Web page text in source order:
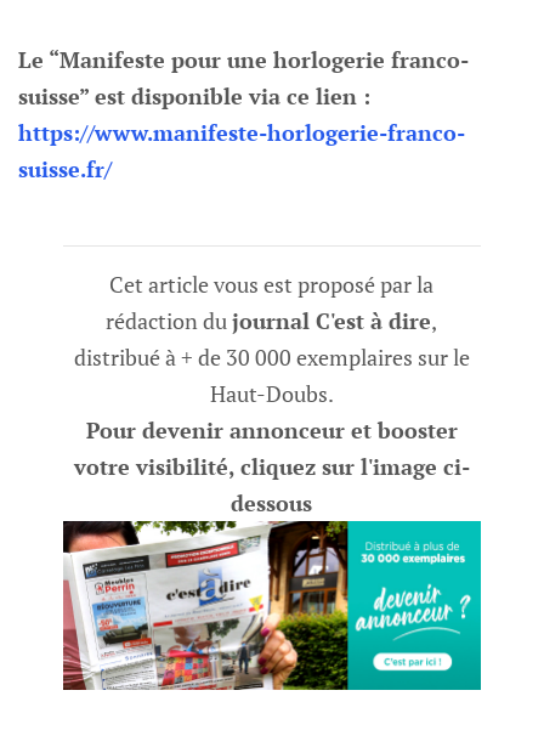
Le “Manifeste pour une horlogerie franco-
suisse” est disponible via ce lien :
https://www.manifeste-horlogerie-franco-
suisse.fr/
Cet article vous est proposé par la
rédaction dujournal C'est à dire,
distribué à + de 30 000 exemplaires sur le
Haut-Doubs.
Pour devenir annonceur et booster
votre visibilité, cliquez sur l'image ci-
dessous